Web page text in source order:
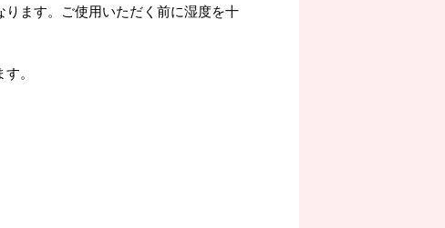
ます。ご使用いただく前に湿度を十
。